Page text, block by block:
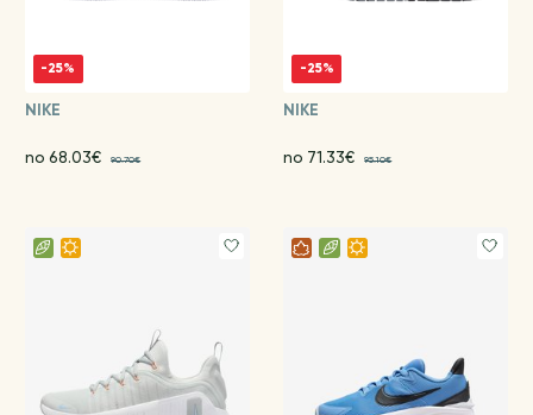
-25%
NIKE
no 68.03€ 90.70€
-25%
NIKE
no 71.33€ 95.10€